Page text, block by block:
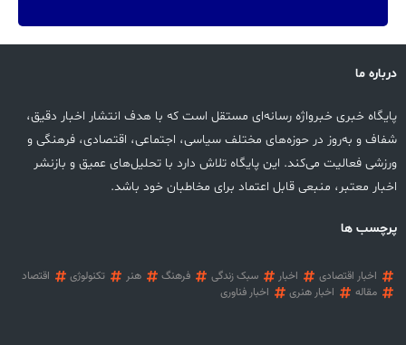
درباره ما
پایگاه خبری خبرواژه رسانه‌ای مستقل است که با هدف انتشار اخبار دقیق،
شفاف و به‌روز در حوزه‌های مختلف سیاسی، اجتماعی، اقتصادی، فرهنگی و
ورزشی فعالیت می‌کند. این پایگاه تلاش دارد با تحلیل‌های عمیق و بازنشر
اخبار معتبر، منبعی قابل اعتماد برای مخاطبان خود باشد.
پرچسب ها
اخبار اقتصادی اخبار سبک زندگی فرهنگ هنر تکنولوژی
اقتصاد
مقاله
اخبار هنری اخبار فناوری